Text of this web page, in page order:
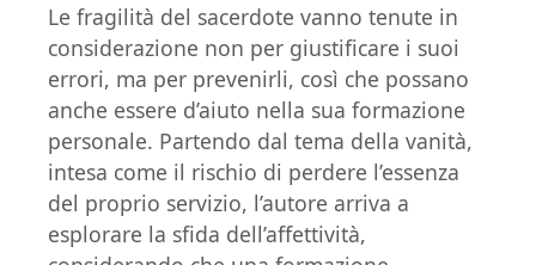
Le fragilità del sacerdote vanno tenute in
considerazione non per giustificare i suoi
errori, ma per prevenirli, così che possano
anche essere d’aiuto nella sua formazione
personale. Partendo dal tema della vanità,
intesa come il rischio di perdere l’essenza
del proprio servizio, l’autore arriva a
esplorare la sfida dell’affettività,